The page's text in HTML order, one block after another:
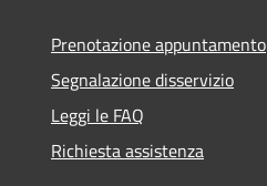
Prenotazione appuntamento
Segnalazione disservizio
Leggi le FAQ
Richiesta assistenza